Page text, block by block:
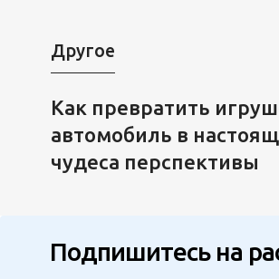
Другое
Как превратить
автомобиль в
чудеса перспективы
Подпишитесь на